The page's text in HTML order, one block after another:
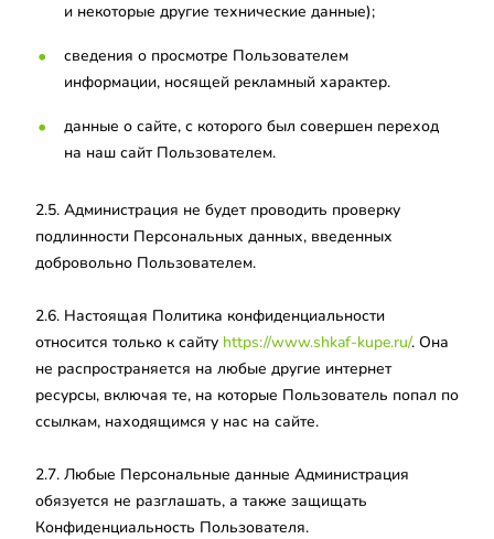
и некоторые другие технические данные);
сведения о просмотре Пользователем
информации, носящей рекламный характер.
данные о сайте, с которого был совершен переход
на наш сайт Пользователем.
2.5. Администрация не будет проводить проверку
подлинности Персональных данных, введенных
добровольно Пользователем.
2.6. Настоящая Политика конфиденциальности
относится только к сайту https://www.shkaf-kupe.ru/. Она
не распространяется на любые другие интернет
ресурсы, включая те, на которые Пользователь попал по
ссылкам, находящимся у нас на сайте.
2.7. Любые Персональные данные Администрация
обязуется не разглашать, а также защищать
Конфиденциальность Пользователя.